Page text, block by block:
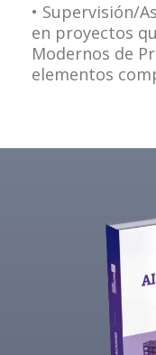
• Supervisión/
en proyectos
Modernos de
elementos